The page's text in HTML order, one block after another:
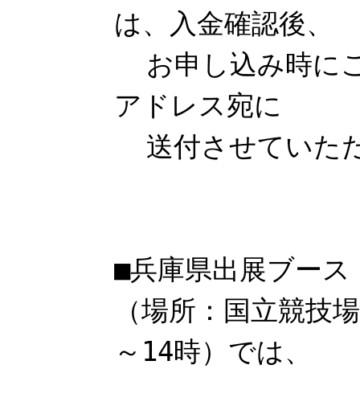
は、入金確認後、
お申し込み時に
アドレス宛に
送付させていた
■兵庫県出展ブース
（場所：国立競技
～14時）では、